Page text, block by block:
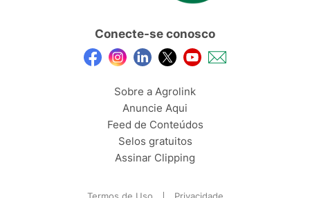
Conecte-se conosco
Sobre a Agrolink
Anuncie Aqui
Feed de Conteúdos
Selos gratuitos
Assinar Clipping
Termos de Uso Privacidade